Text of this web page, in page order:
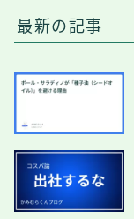
最新の記事